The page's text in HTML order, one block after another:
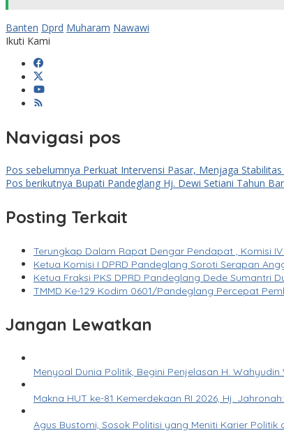
Banten Dprd Muharam Nawawi
Ikuti Kami
Navigasi pos
Pos sebelumnya Perkuat Intervensi Pasar, Menjaga
Pos berikutnya Bupati Pandeglang Hj. Dewi Setiani Tahun
Posting Terkait
Terungkap Dalam Rapat Dengar Pendapat , Komisi
Ketua Komisi I DPRD Pandeglang Soroti Serapan
Ketua Fraksi PKS DPRD Pandeglang Dede
TMMD Ke-129 Kodim 0601/Pandeglang Percepat
Jangan Lewatkan
Menyoal Dunia Politik, Begini Penjelasan H.
Makna HUT ke-81 Kemerdekaan RI 2026, Hj.
Agus Bustomi, Sosok Politisi yang Meniti Karier